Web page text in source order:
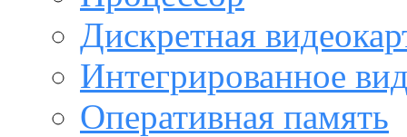
Дискретная
Интегрированное
Оперативная память